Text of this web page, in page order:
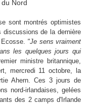
Nord
sont montrés optimistes
discussions de la dernière
"Je sens vraiment
les quelques jours qui
ministre britannique,
mercredi 11 octobre, la
Ahern. Ces 3 jours de
nord-irlandaises, gelées
des 2 camps d'Irlande